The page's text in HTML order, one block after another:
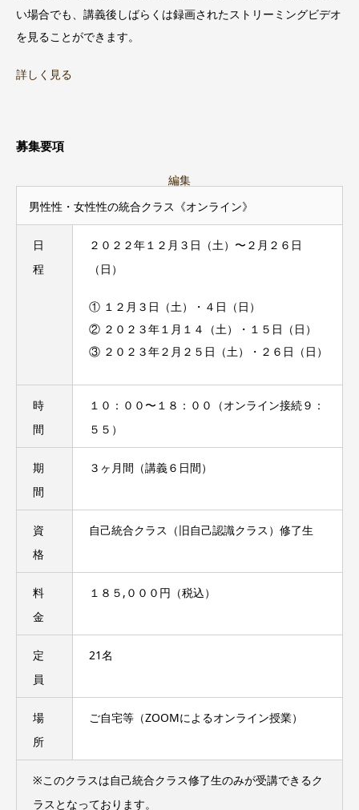
い場合でも、講義後しばらくは録画されたストリーミングビデオ
を見ることができます。
詳しく見る
募集要項
編集
男性性・女性性の統合クラス《オンライン》
日
程
２０２２年１２月３日（土）〜２月２６日
（日）
① １２⽉３日（土）・４⽇（日）
② ２０２３年１月１４（土）・１５⽇（日）
③ ２０２３年２⽉２５日（土）・２６⽇（日）
時
間
１０：００〜１８：００（オンライン接続９：
５５）
期
間
３ヶ月間（講義６日間）
資
格
自己統合クラス（旧自己認識クラス）修了生
料
金
１８５,０００円（税込）
定
員
21名
場
所
ご自宅等（ZOOMによるオンライン授業）
※このクラスは自己統合クラス修了生のみが受講できるク
ラスとなっております。